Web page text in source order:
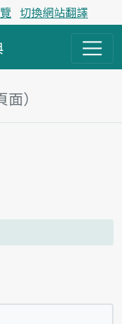
切換網站翻譯
）